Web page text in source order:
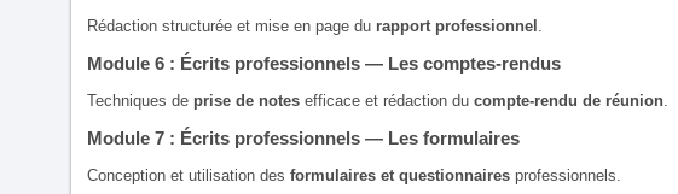
Rédaction structurée et mise en page du rapport professionnel
Module 6 : Écrits professionnels — Les comptes-rendus
Techniques de prise de notes efficace et rédaction du compte-rendu de réunion
Module 7 : Écrits professionnels — Les formulaires
Conception et utilisation des formulaires et questionnaires professionnels.